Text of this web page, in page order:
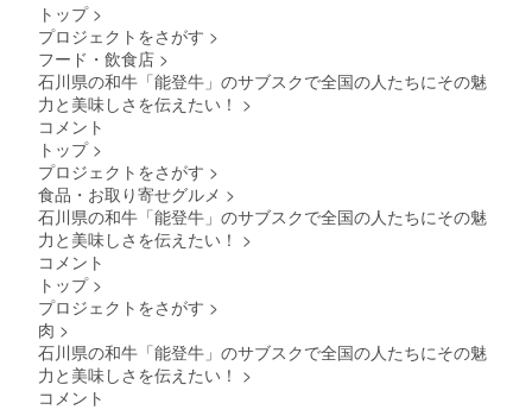
てくだ
発送日
態をよ
合：中
い。冷
日から
冷蔵庫
マ）２
ラ・タ
テバ
ドの中
のどれ
か１種
類※前月
分（7月
20日発
キ４０
０g・モ
トップ >
プロジェクトをさがす >
フード・飲食店 >
石川県の和牛「能登牛」のサブスクで全国の人たちにその魅
力と美味しさを伝えたい！ >
コメント
トップ >
プロジェクトをさがす >
食品・お取り寄せグルメ >
石川県の和牛「能登牛」のサブスクで全国の人たちにその魅
力と美味しさを伝えたい！ >
コメント
トップ >
プロジェクトをさがす >
肉 >
石川県の和牛「能登牛」のサブスクで全国の人たちにその魅
力と美味しさを伝えたい！ >
コメント